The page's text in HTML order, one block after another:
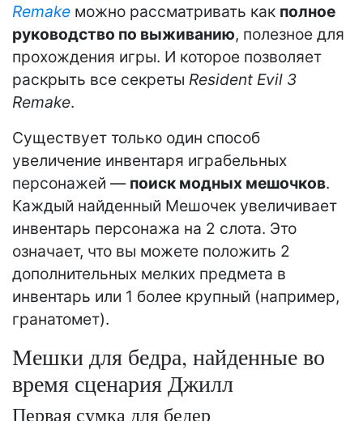
Remake можно рассматривать как полное
руководство по выживанию, полезное для
прохождения игры. И которое позволяет
раскрыть все секреты Resident Evil 3
Remake.
Существует только один способ
увеличение инвентаря играбельных
персонажей — поиск модных мешочков.
Каждый найденный Мешочек увеличивает
инвентарь персонажа на 2 слота. Это
означает, что вы можете положить 2
дополнительных мелких предмета в
инвентарь или 1 более крупный (например,
гранатомет).
Мешки для бедра, найденные во
время сценария Джилл
Первая сумка для бедер